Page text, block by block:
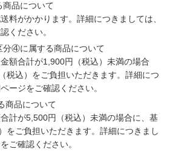
品について
料がかかります。詳細につきましては、
ください。
④に属する商品について
額合計が1,900円（税込）未満の場合
税込）をご負担いただきます。詳細につ
ージをご確認ください。
商品について
計が5,500円（税込）未満の場合に、基
をご負担いただきます。詳細につきまし
ご確認ください。